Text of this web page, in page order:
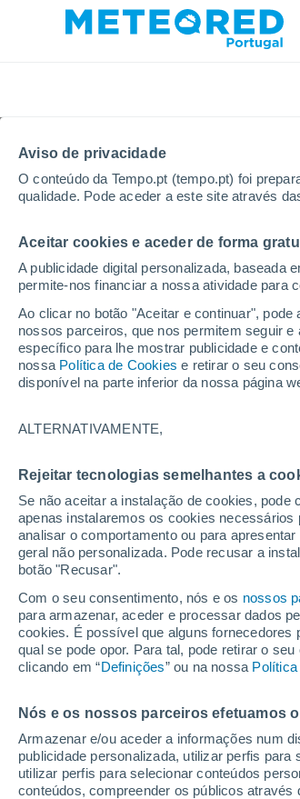
Aviso de privacidade
O conteúdo da Tempo.pt (tempo.pt) foi
qualidade. Pode aceder a este site através
Aceitar cookies e aceder de forma
A publicidade digital personalizada, baseada
permite-nos financiar a nossa atividade para
Ao clicar no botão "Aceitar e continuar",
nossos parceiros, que nos permitem seguir
específico para lhe mostrar publicidade e
nossa Política de Cookies e retirar o seu
disponível na parte inferior da nossa página
ALTERNATIVAMENTE,
Rejeitar tecnologias semelhantes a
Se não aceitar a instalação de cookies,
apenas instalaremos os cookies
analisar o comportamento ou para
geral não personalizada. Pode recusar a
botão "Recusar".
Com o seu consentimento, nós e os nossos
para armazenar, aceder e processar dados
cookies. É possível que alguns
qual se pode opor. Para tal, pode retirar o
clicando em “Definições” ou na nossa
Nós e os nossos parceiros efetuamos
Armazenar e/ou aceder a informações num
publicidade personalizada, utilizar perfis
utilizar perfis para selecionar conteúdos
conteúdos, compreender os públicos
Início Itália Província de Pavia
Tempo na
Hoje, 7 agosto Todo o dia